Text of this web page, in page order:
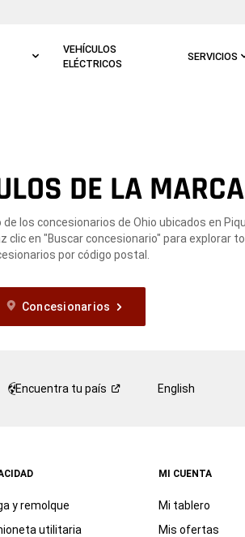
VEHÍCULOS
ELÉCTRICOS
SERVICIOS
DE LA
los concesionarios de Ohio ubicados en
clic en "Buscar concesionario" para explorar
por código postal.
Concesionarios
Encuentra tu país English
y remolque
utilitaria
MI CUENTA
Mi tablero
Mis ofertas